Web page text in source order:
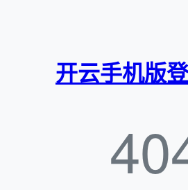
开云手机版